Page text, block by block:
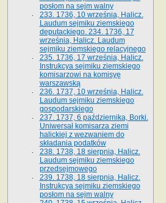
posłom na sejm walny
233. 1736, 10 września, Halicz.
Laudum sejmiku ziemskiego
deputackiego. 234. 1736, 17
września, Halicz. Laudum
sejmiku ziemskiego relacyjnego
235. 1736, 17 września, Halicz.
Instrukcya sejmiku ziemskiego
komisarzowi na komisyę
warszawską
236. 1737, 10 września, Halicz.
Laudum sejmiku ziemskiego
gospodarskiego
237. 1737, 6 października, Borki.
Uniwersał komisarza ziemi
halickiej z wezwaniem do
składania podatków
238. 1738, 18 sierpnia, Halicz.
Laudum sejmiku ziemskiego
przedsejmowego
239. 1738, 18 sierpnia, Halicz.
Instrukcya sejmiku ziemskiego
posłom na sejm walny